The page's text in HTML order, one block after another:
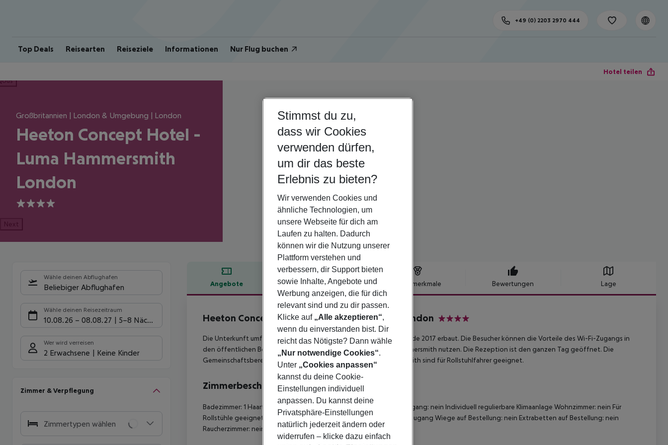
Top Deals Reisearten Reiseziele Informationen Nur Flug buchen
+49 (0) 2203 2970 444
Hotel teilen
Großbritannien | London & Umgebung | London
Heeton Concept Hotel -
Luma Hammersmith
London
4
Next
Wähle deinen Abflughafen
Beliebiger Abflughafen
Wähle deinen Reisezeitraum
10.08.26 – 08.08.27 5-8 Nächte
Wer wird verreisen
2 Erwachsene Keine Kinder
Zimmer & Verpflegung
Zimmertypen wählen
Angebote Hotelbeschreibung Hotelmerkmale Bewertungen Lage
Hotelbeschreibung
Heeton Concept Hotel - Luma Hammersmith London
Die Unterkunft umfasst 87 gemütliche Zimmer. Diese Einrichtung wurde 2017 erbaut. Die Besucher können die Vorteile des Wi-Fi-Zugangs in
den öffentlichen Bereichen des Heeton Concept Hotel-Luma Hammersmith nutzen. Die Rezeption ist den ganzen Tag geöffnet. Die
Gemeinschaftsbereiche im Heeton Concept Hotel-Luma Hammersmith sind für Rollstuhlfahrer geeignet.
Zimmerbeschreibung
Badezimmer: 1 Haartrockner Direktwahltelefon Fernseher Internetzugang: nein Individuell regulierbare Klimaanlage Wohnzimmer: nein Für
Rollstühle geeignet Barrierefreies Badezimmer: nein WLAN-Internetzugang Wiege auf Bestellung: nein Extrabetten auf Bestellung: nein
Raucherzimmer: nein
Stimmst du zu,
dass wir Cookies
verwenden dürfen,
um dir das beste
Erlebnis zu bieten?
Wir verwenden Cookies und
ähnliche Technologien, um
unsere Webseite für dich am
Laufen zu halten. Dadurch
können wir die Nutzung unserer
Plattform verstehen und
verbessern, dir Support bieten
sowie Inhalte, Angebote und
Werbung anzeigen, die für dich
relevant sind und zu dir passen.
Klicke auf „Alle akzeptieren“,
wenn du einverstanden bist. Dir
reicht das Nötigste? Dann wähle
„Nur notwendige Cookies“.
Unter „Cookies anpassen“
kannst du deine Cookie-
Einstellungen individuell
anpassen. Du kannst deine
Privatsphäre-Einstellungen
natürlich jederzeit ändern oder
widerrufen – klicke dazu einfach